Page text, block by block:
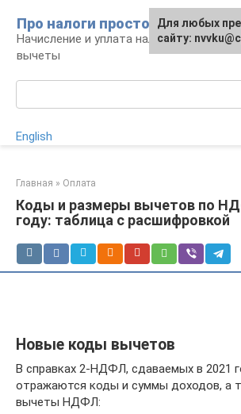
контенту
Про налоги просто
Начисление и уплата налогов,
вычеты
English
Главная » Оплата
Коды и размеры вычетов по
году: таблица с расшифровкой
Новые коды вычетов
В справках 2-НДФЛ, сдаваемых в 2021
отражаются коды и суммы доходов, а
вычеты НДФЛ:
Для любых
сайту: